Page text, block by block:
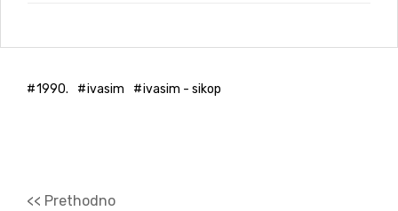
1990. ivasim ivasim - sikop
<< Prethodno